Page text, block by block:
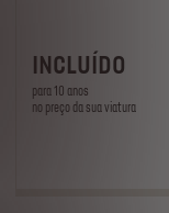
INCLUÍDO
para 10 anos
no preço da sua viatura